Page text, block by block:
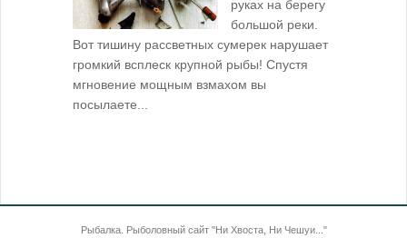
руках на берегу
большой реки.
Вот тишину рассветных сумерек нарушает
громкий всплеск крупной рыбы! Спустя
мгновение мощным взмахом вы
посылаете...
Рыбалка. Рыболовный сайт "Ни Хвоста, Ни Чешуи..."